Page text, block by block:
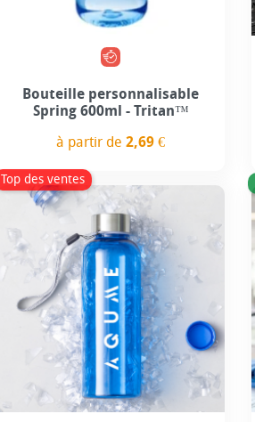
Bouteille personnalisable
Spring 600ml - Tritan™
à partir de2,69 €
Top des ventes